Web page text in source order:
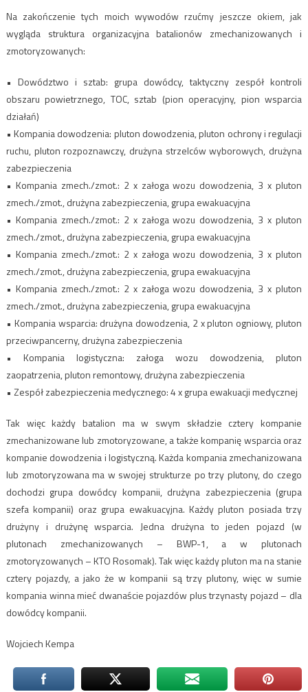
Na zakończenie tych moich wywodów rzućmy jeszcze okiem, jak
wygląda struktura organizacyjna batalionów zmechanizowanych i
zmotoryzowanych:
• Dowództwo i sztab: grupa dowódcy, taktyczny zespół kontroli
obszaru powietrznego, TOC, sztab (pion operacyjny, pion wsparcia
działań)
• Kompania dowodzenia: pluton dowodzenia, pluton ochrony i regulacji
ruchu, pluton rozpoznawczy, drużyna strzelców wyborowych, drużyna
zabezpieczenia
• Kompania zmech./zmot.: 2 x załoga wozu dowodzenia, 3 x pluton
zmech./zmot., drużyna zabezpieczenia, grupa ewakuacyjna
• Kompania zmech./zmot.: 2 x załoga wozu dowodzenia, 3 x pluton
zmech./zmot., drużyna zabezpieczenia, grupa ewakuacyjna
• Kompania zmech./zmot.: 2 x załoga wozu dowodzenia, 3 x pluton
zmech./zmot., drużyna zabezpieczenia, grupa ewakuacyjna
• Kompania zmech./zmot.: 2 x załoga wozu dowodzenia, 3 x pluton
zmech./zmot., drużyna zabezpieczenia, grupa ewakuacyjna
• Kompania wsparcia: drużyna dowodzenia, 2 x pluton ogniowy, pluton
przeciwpancerny, drużyna zabezpieczenia
• Kompania logistyczna: załoga wozu dowodzenia, pluton
zaopatrzenia, pluton remontowy, drużyna zabezpieczenia
• Zespół zabezpieczenia medycznego: 4 x grupa ewakuacji medycznej
Tak więc każdy batalion ma w swym składzie cztery kompanie
zmechanizowane lub zmotoryzowane, a także kompanię wsparcia oraz
kompanie dowodzenia i logistyczną. Każda kompania zmechanizowana
lub zmotoryzowana ma w swojej strukturze po trzy plutony, do czego
dochodzi grupa dowódcy kompanii, drużyna zabezpieczenia (grupa
szefa kompanii) oraz grupa ewakuacyjna. Każdy pluton posiada trzy
drużyny i drużynę wsparcia. Jedna drużyna to jeden pojazd (w
plutonach zmechanizowanych – BWP-1, a w plutonach
zmotoryzowanych – KTO Rosomak). Tak więc każdy pluton ma na stanie
cztery pojazdy, a jako że w kompanii są trzy plutony, więc w sumie
kompania winna mieć dwanaście pojazdów plus trzynasty pojazd – dla
dowódcy kompanii.
Wojciech Kempa